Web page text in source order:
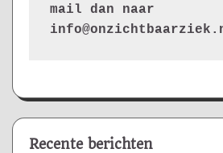
mail dan naar
Recente berichten